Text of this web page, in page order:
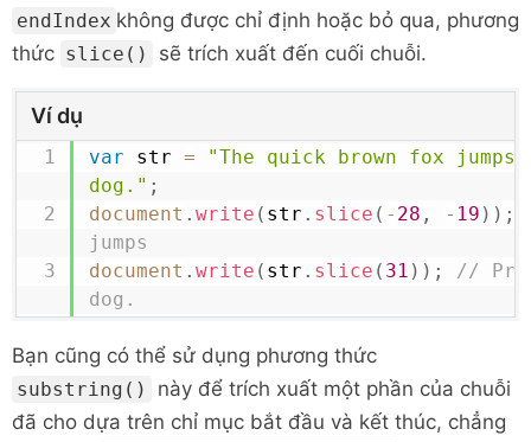
endIndex không được chỉ định hoặc bỏ qua, phương
thức slice() sẽ trích xuất đến cuối chuỗi.
Ví dụ
var str =
"The quick brown fox
dog." ;
document . write ( str . slice ( - 28 , - 19 ) ) ;
jumps
document . write ( str . slice ( 31 ) ) ;
//
dog.
Bạn cũng có thể sử dụng phương thức
substring()
này để trích xuất một phần của chuỗi
đã cho dựa trên chỉ mục bắt đầu và kết thúc, chẳng